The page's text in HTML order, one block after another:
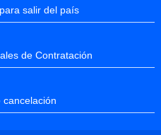
salir del país
de Contratación
cancelación